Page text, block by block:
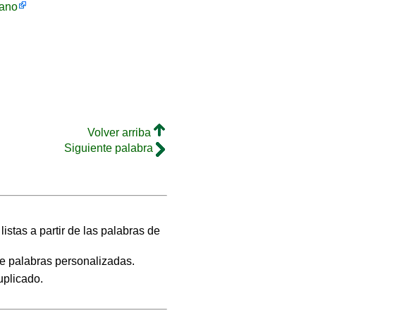
Volver arriba
Siguiente palabra
a partir de las palabras de
palabras personalizadas.